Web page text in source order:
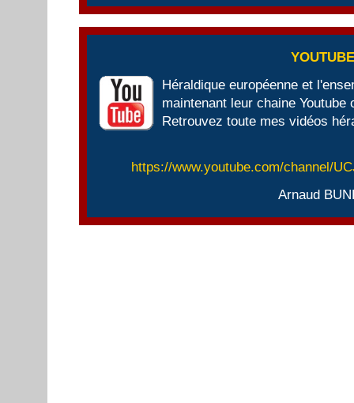
Héraldique européenne et
maintenant leur chaine Youtube
Retrouvez toute mes vidéos
https://www.youtube.com/channel/
Arnaud